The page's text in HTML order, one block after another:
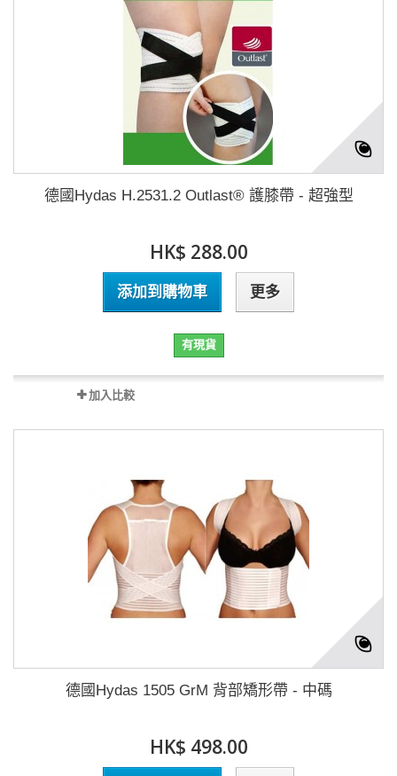
德國Hydas H.2531.2 Outlast® 護膝帶 - 超強型
HK$ 288.00
添加到購物車 更多
有現貨
加入比較
德國Hydas 1505 GrM 背部矯形帶 - 中碼
HK$ 498.00